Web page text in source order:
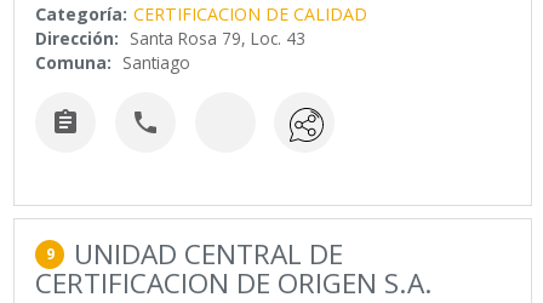
Categoría: CERTIFICACION DE CALIDAD
Dirección: Santa Rosa 79, Loc. 43
Comuna: Santiago
 
9 UNIDAD CENTRAL DE
CERTIFICACION DE ORIGEN S.A.